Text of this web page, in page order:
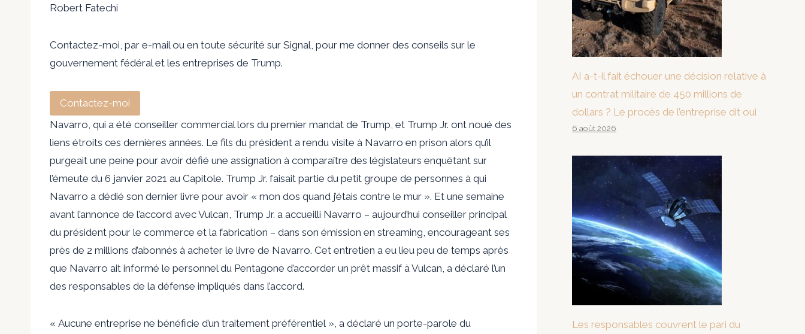
Robert Fatechi
Contactez-moi, par e-mail ou en toute sécurité sur Signal, pour me donner des conseils sur le
gouvernement fédéral et les entreprises de Trump.
Contactez-moi
Navarro, qui a été conseiller commercial lors du premier mandat de Trump, et Trump Jr. ont noué des
liens étroits ces dernières années. Le fils du président a rendu visite à Navarro en prison alors qu’il
purgeait une peine pour avoir défié une assignation à comparaître des législateurs enquêtant sur
l’émeute du 6 janvier 2021 au Capitole. Trump Jr. faisait partie du petit groupe de personnes à qui
Navarro a dédié son dernier livre pour avoir « mon dos quand j’étais contre le mur ». Et une semaine
avant l’annonce de l’accord avec Vulcan, Trump Jr. a accueilli Navarro – aujourd’hui conseiller principal
du président pour le commerce et la fabrication – dans son émission en streaming, encourageant ses
près de 2 millions d’abonnés à acheter le livre de Navarro. Cet entretien a eu lieu peu de temps après
que Navarro ait informé le personnel du Pentagone d’accorder un prêt massif à Vulcan, a déclaré l’un
des responsables de la défense impliqués dans l’accord.
« Aucune entreprise ne bénéficie d’un traitement préférentiel », a déclaré un porte-parole du
AI a-t-il fait échouer une décision relative à
un contrat militaire de 450 millions de
dollars ? Le procès de l’entreprise dit oui
6 août 2026
Les responsables couvrent le pari du